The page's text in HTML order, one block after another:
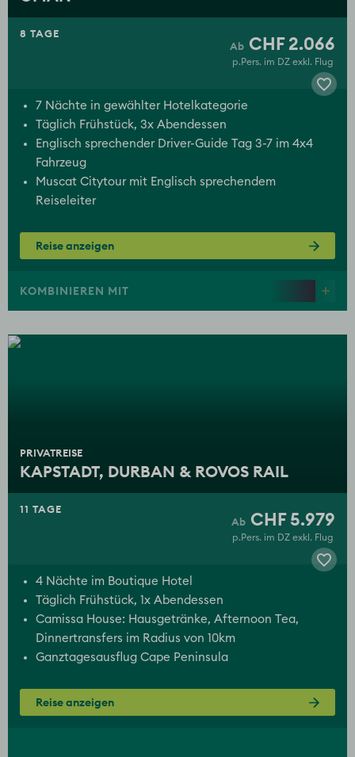
8 TAGE CHF 2.066
p.Pers. im DZ exkl. Flug
7 Nächte in gewählter Hotelkategorie
Täglich Frühstück, 3x Abendessen
Englisch sprechender Driver-Guide Tag 3-7 im 4x4
Fahrzeug
Muscat Citytour mit Englisch sprechendem
Reiseleiter
Reise anzeigen
KOMBINIEREN MIT
PRIVATREISE
KAPSTADT, DURBAN & ROVOS RAIL
11 TAGE CHF 5.979
p.Pers. im DZ exkl. Flug
4 Nächte im Boutique Hotel
Täglich Frühstück, 1x Abendessen
Camissa House: Hausgetränke, Afternoon Tea,
Dinnertransfers im Radius von 10km
Ganztagesausflug Cape Peninsula
Reise anzeigen